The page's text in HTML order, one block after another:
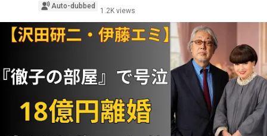
Auto-dubbed
1.2K views